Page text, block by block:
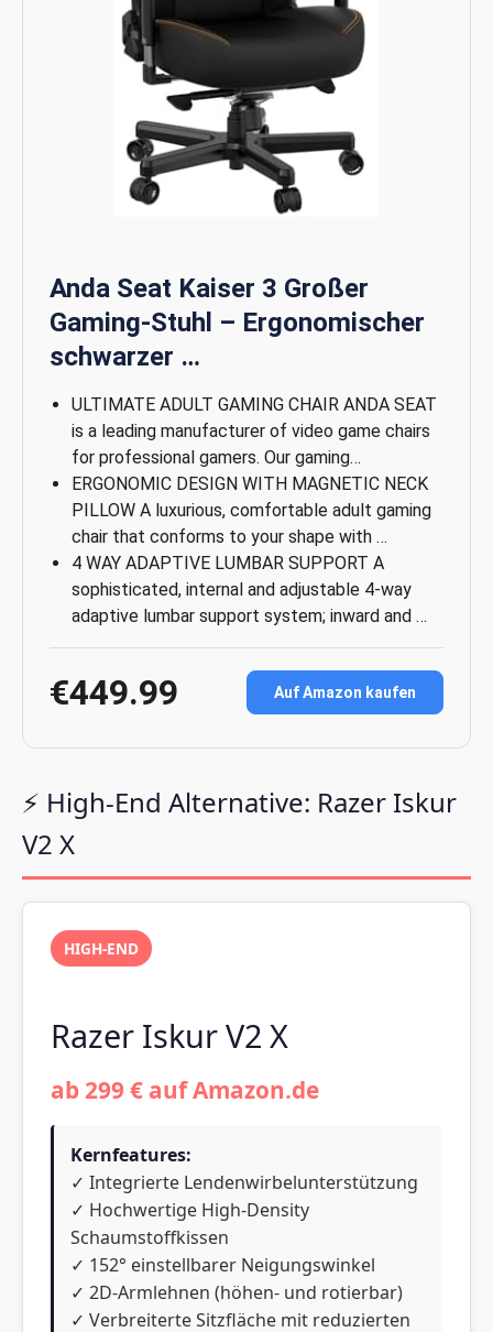
Anda Seat Kaiser 3 Großer
Gaming-Stuhl – Ergonomischer
schwarzer …
ULTIMATE ADULT GAMING CHAIR ANDA SEAT
is a leading manufacturer of video game chairs
for professional gamers. Our gaming…
ERGONOMIC DESIGN WITH MAGNETIC NECK
PILLOW A luxurious, comfortable adult gaming
chair that conforms to your shape with …
4 WAY ADAPTIVE LUMBAR SUPPORT A
sophisticated, internal and adjustable 4-way
adaptive lumbar support system; inward and …
€449.99 Auf Amazon kaufen
⚡ High-End Alternative: Razer Iskur
V2 X
HIGH-END
Razer Iskur V2 X
ab 299 € auf Amazon.de
Kernfeatures:
✓ Integrierte Lendenwirbelunterstützung
✓ Hochwertige High-Density
Schaumstoffkissen
✓ 152° einstellbarer Neigungswinkel
✓ 2D-Armlehnen (höhen- und rotierbar)
✓ Verbreiterte Sitzfläche mit reduzierten